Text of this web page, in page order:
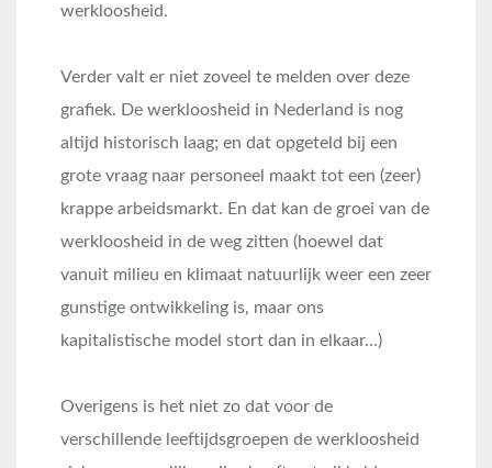
werkloosheid.
Verder valt er niet zoveel te melden over deze
grafiek. De werkloosheid in Nederland is nog
altijd historisch laag; en dat opgeteld bij een
grote vraag naar personeel maakt tot een (zeer)
krappe arbeidsmarkt. En dat kan de groei van de
werkloosheid in de weg zitten (hoewel dat
vanuit milieu en klimaat natuurlijk weer een zeer
gunstige ontwikkeling is, maar ons
kapitalistische model stort dan in elkaar…)
Overigens is het niet zo dat voor de
verschillende leeftijdsgroepen de werkloosheid